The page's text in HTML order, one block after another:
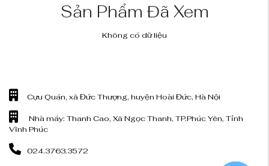
Sản Phẩm Đã Xem
Không có dữ liệu
Cựu Quán, xã Đức Thượng, huyện Hoài Đức, Hà Nội
Nhà máy: Thanh Cao, Xã Ngọc Thanh, TP.Phúc Yên, Tỉnh
Vĩnh Phúc
024.3763.3572